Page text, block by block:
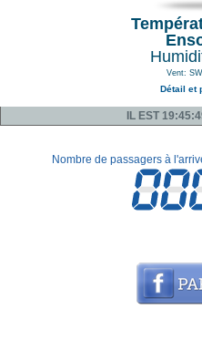
Vent:
Détail et
IL EST
Nombre de passagers à